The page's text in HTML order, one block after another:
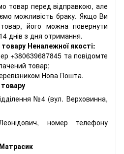
товар перед відправкою, але
можливість браку. Якщо Ви
його можна повернути
днів з дня отримання.
Неналежної якості:
+380639687845 та повідомте
товар;
Нова Пошта.
№4 (вул. Верховинна,
номер телефону